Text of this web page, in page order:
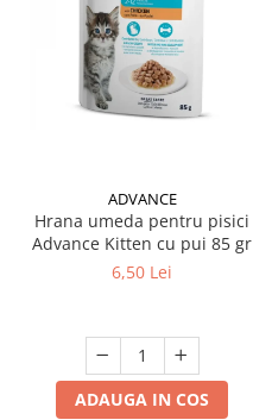
ADVANCE
Hrana umeda pentru pisici
Advance Kitten cu pui 85 gr
6,50 Lei
ADAUGA IN COS